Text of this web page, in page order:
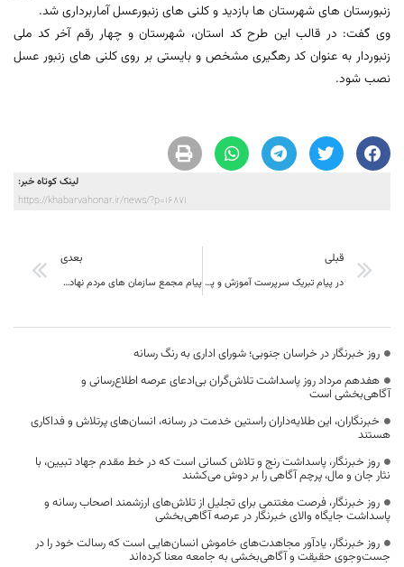
زنبورستان های شهرستان ها بازدید و کلنی های زنبورعسل آماربرداری شد.
وی گفت: در قالب این طرح کد استان، شهرستان و چهار رقم آخر کد ملی
زنبوردار به عنوان کد رهگیری مشخص و بایستی بر روی کلنی های زنبور عسل
نصب شود.
لینک کوتاه خبر:
https://khabarvahonar.ir/news/?p=16871
قبلی
در پیام تبریک سرپرست آموزش و پرورش استان مطرح شد: روز خبرنگار روز سرود ماندن در ورطه نوشتن است
بعدی
پیام مجمع سازمان های مردم نهاد جوانان استان خراسان جنوبی به مناسبت هفته مشارکت اجتماعی و روز تشکل ها
روز خبرنگار در خراسان جنوبی؛ شورای اداری به رنگ رسانه
هفدهم مرداد روز پاسداشت تلاش‌گران بی‌ادعای عرصه اطلاع‌رسانی و
آگاهی‌بخشی است
خبرنگاران، این طلایه‌داران راستین خدمت در رسانه، انسان‌های پرتلاش و فداکاری
هستند
روز خبرنگار، پاسداشت رنج و تلاش کسانی است که در خط مقدم جهاد تبیین، با
نثار جان و مال، پرچم آگاهی را بر دوش می‌کشند
روز خبرنگار، فرصت مغتنمی برای تجلیل از تلاش‌های ارزشمند اصحاب رسانه و
پاسداشت جایگاه والای خبرنگار در عرصه آگاهی‌بخشی
روز خبرنگار، یادآور مجاهدت‌های خاموش انسان‌هایی است که رسالت خود را در
جست‌وجوی حقیقت و آگاهی‌بخشی به جامعه معنا کرده‌اند